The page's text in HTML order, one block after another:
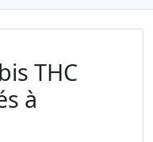
THC
à